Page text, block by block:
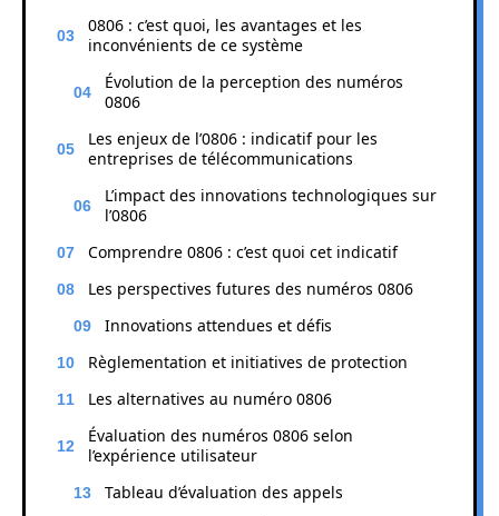
0806 : c’est quoi, les avantages et les
inconvénients de ce système
Évolution de la perception des numéros
0806
Les enjeux de l’0806 : indicatif pour les
entreprises de télécommunications
L’impact des innovations technologiques sur
l’0806
Comprendre 0806 : c’est quoi cet indicatif
Les perspectives futures des numéros 0806
Innovations attendues et défis
Règlementation et initiatives de protection
Les alternatives au numéro 0806
Évaluation des numéros 0806 selon
l’expérience utilisateur
Tableau d’évaluation des appels